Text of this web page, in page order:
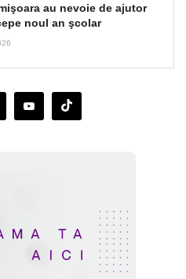
au nevoie de ajutor
noul an şcolar